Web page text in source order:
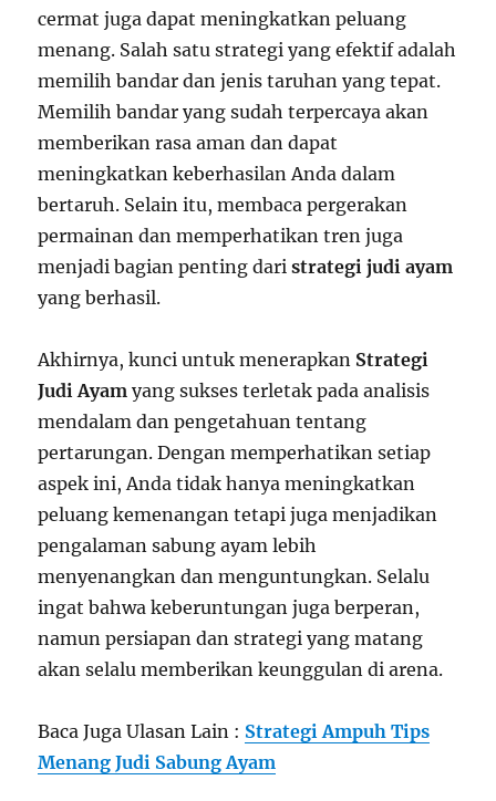
cermat juga dapat meningkatkan peluang
menang. Salah satu strategi yang efektif adalah
memilih bandar dan jenis taruhan yang tepat.
Memilih bandar yang sudah terpercaya akan
memberikan rasa aman dan dapat
meningkatkan keberhasilan Anda dalam
bertaruh. Selain itu, membaca pergerakan
permainan dan memperhatikan tren juga
menjadi bagian penting daristrategi judi ayam
yang berhasil.
Akhirnya, kunci untuk menerapkan Strategi
Judi Ayam yang sukses terletak pada analisis
mendalam dan pengetahuan tentang
pertarungan. Dengan memperhatikan setiap
aspek ini, Anda tidak hanya meningkatkan
peluang kemenangan tetapi juga menjadikan
pengalaman sabung ayam lebih
menyenangkan dan menguntungkan. Selalu
ingat bahwa keberuntungan juga berperan,
namun persiapan dan strategi yang matang
akan selalu memberikan keunggulan di arena.
Baca Juga Ulasan Lain : Strategi Ampuh Tips
Menang Judi Sabung Ayam